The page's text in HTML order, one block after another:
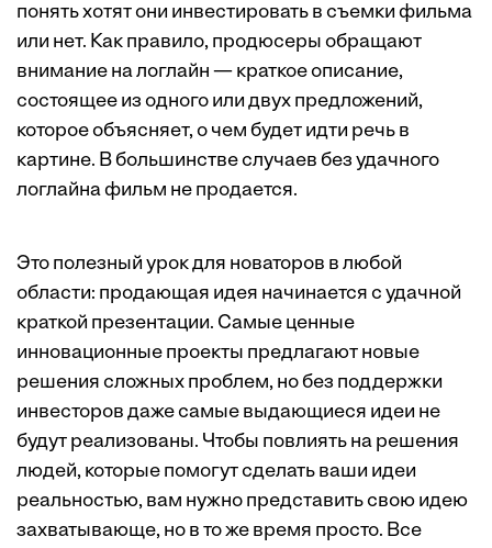
понять хотят они инвестировать в съемки фильма
или нет. Как правило, продюсеры обращают
внимание на логлайн — краткое описание,
состоящее из одного или двух предложений,
которое объясняет, о чем будет идти речь в
картине. В большинстве случаев без удачного
логлайна фильм не продается.
Это полезный урок для новаторов в любой
области: продающая идея начинается с удачной
краткой презентации. Самые ценные
инновационные проекты предлагают новые
решения сложных проблем, но без поддержки
инвесторов даже самые выдающиеся идеи не
будут реализованы. Чтобы повлиять на решения
людей, которые помогут сделать ваши идеи
реальностью, вам нужно представить свою идею
захватывающе, но в то же время просто. Все